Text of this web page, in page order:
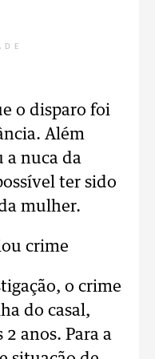
o disparo foi
Além
a nuca da
ter sido
mulher.
crime
o crime
do casal,
anos. Para a